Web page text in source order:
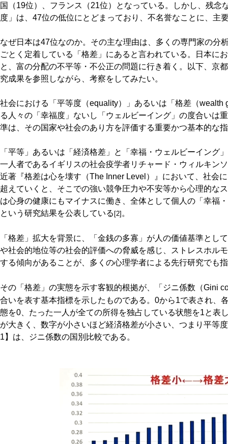
国（19位）、フランス（21位）となっている。しかし、残念
度」は、47位の低位にとどまっており、不名誉なことに、主
なぜ日本は47位なのか。その主な理由は、多くの専門家の分
ごとく定着している「格差」にあると言われている。日本に
と、富の分配の不平等・不公正の問題に行き着く。以下、京
究成果を参照しながら、考察をしてみたい。
社会における「平等度（equality）」あるいは「格差（wealth
る人々の「幸福度」ないし「ウェルビーイング」の度合いは
準は、その国家や社会のあり方を評価する重要かつ基本的な
「平等」あるいは「経済格差」と「幸福・ウェルビーイング
一人者であるイギリスの社会疫学者リチャード・ウィルキン
近著『格差は心を壊す（The Inner Level）』において、社会
超えていくと、そこでの強い競争圧力や不安等から心理的な
は心身の健康にもマイナスに働き、全体として個人の「幸福
という研究結果を公表している [2] 。
「格差」拡大を背景に、「金銭の多寡」が人の価値基準とし
や社会的地位等の社会的評価への脅威を感じ、ストレスホル
する傾向があることが、多くの心理学者による先行研究でも
その「格差」の実態を示す客観的根拠が、「ジニ係数（Gini
合いを表す基本指標を示したものである。0から1で表され、
態を0、たった一人が全ての所得を独占している状態を1と表
が大きく、数字が小さいほど経済格差が小さい、つまり平等
1】は、ジニ係数の国別比較である。